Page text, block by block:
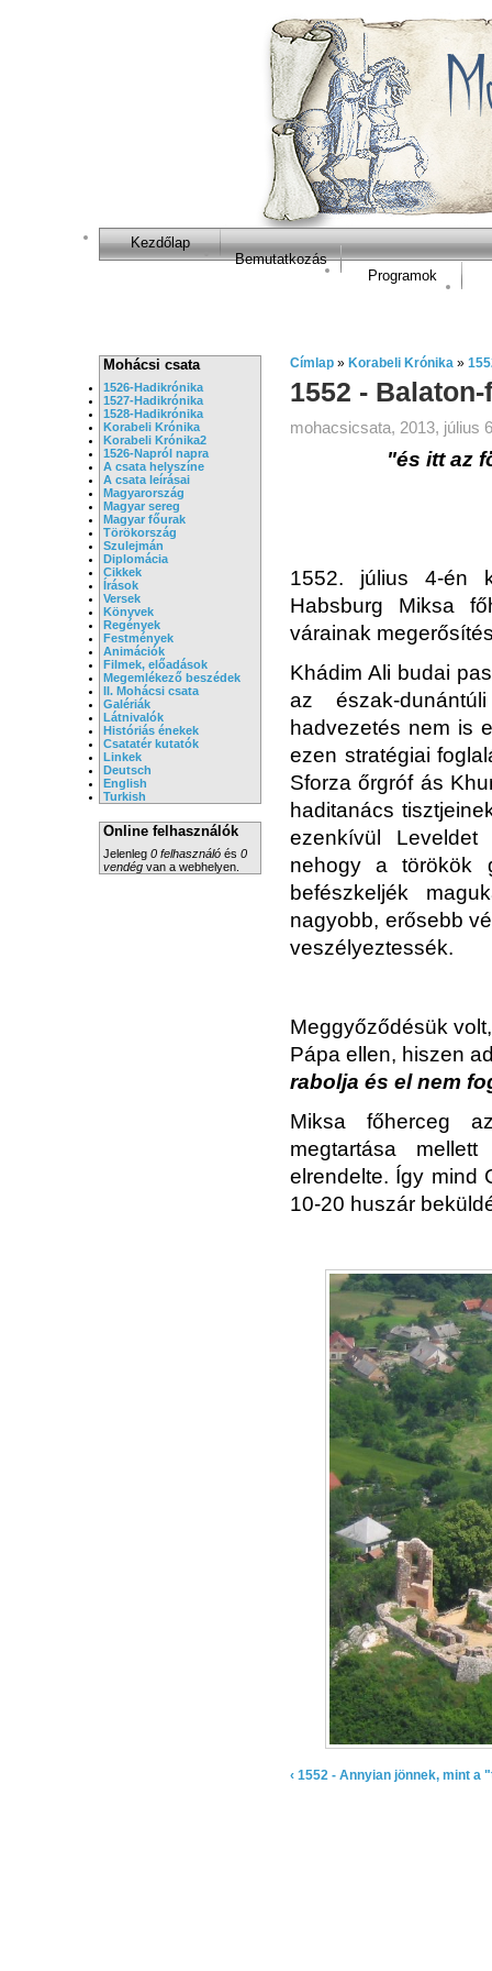
Kezdőlap
Bemutatkozás
Programok
Mohácsi csata
1526-Hadikrónika
1527-Hadikrónika
1528-Hadikrónika
Korabeli Krónika
Korabeli Krónika2
1526-Napról napra
A csata helyszíne
A csata leírásai
Magyarország
Magyar sereg
Magyar főurak
Törökország
Szulejmán
Diplomácia
Cikkek
Írások
Versek
Könyvek
Regények
Festmények
Animációk
Filmek, előadások
Megemlékező beszédek
II. Mohácsi csata
Galériák
Látnivalók
Históriás énekek
Csatatér kutatók
Linkek
Deutsch
English
Turkish
Online felhasználók
Jelenleg 0 felhasználó és 0
vendég van a webhelyen.
Címlap » Korabeli Krónika »
1552 -
mohacsicsata, 2013, július
"és itt az
1552. július 4-én
Habsburg Miksa
várainak
Khádim Ali budai
az észak-
hadvezetés nem is
ezen stratégiai
Sforza őrgróf ás
haditanács
ezenkívül
nehogy a törökök
befészkeljék
nagyobb, erősebb
veszélyeztessék.
Meggyőződésük
Pápa ellen, hiszen
rabolja és el nem
Miksa főherceg
megtartása
elrendelte. Így mind
10-20 huszár
‹ 1552 - Annyian jönnek, mint a